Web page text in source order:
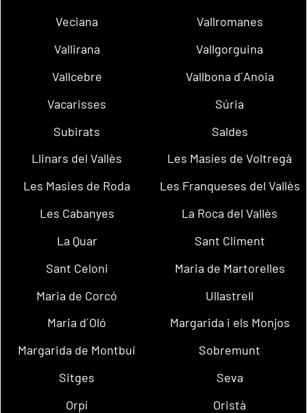
Veciana
Vallromanes
Vallirana
Vallgorguina
Vallcebre
Vallbona d´Anoia
Vacarisses
Súria
Subirats
Saldes
Llinars del Vallès
Les Masíes de Voltregà
Les Masies de Roda
Les Franqueses del Vallès
Les Cabanyes
La Roca del Vallès
La Quar
Sant Climent
Sant Celoni
Maria de Martorelles
Maria de Corcó
Ullastrell
Maria d´Oló
Margarida i els Monjos
Margarida de Montbui
Sobremunt
Sitges
Seva
Orpí
Oristà